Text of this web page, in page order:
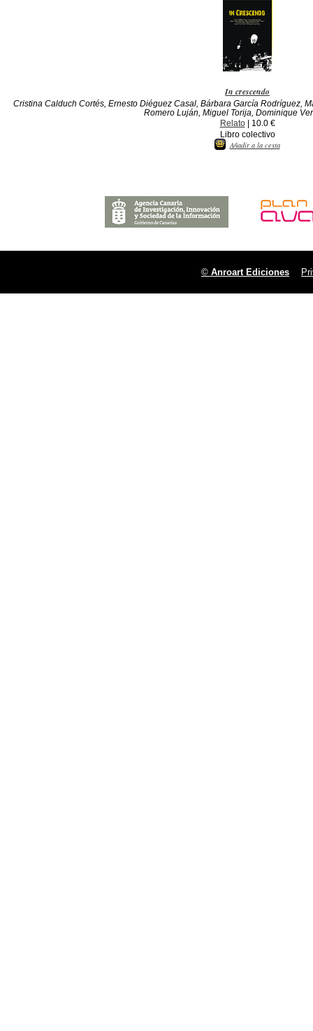
In crescendo
Cristina Calduch Cortés, Ernesto Diéguez Casal, Bárbara García Rodríguez,
Romero Luján, Miguel Torija, Dominique
Relato| 10.0 €
Libro colectivo
Añadir a la cesta
© Anroart Ediciones